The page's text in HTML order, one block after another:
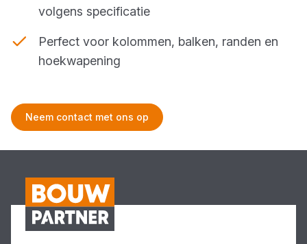
volgens specificatie
Perfect voor kolommen, balken, randen en
hoekwapening
Neem contact met ons op